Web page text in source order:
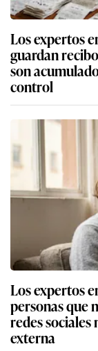
Los expertos
guardan
son
control
Los expertos
personas que
redes
externa